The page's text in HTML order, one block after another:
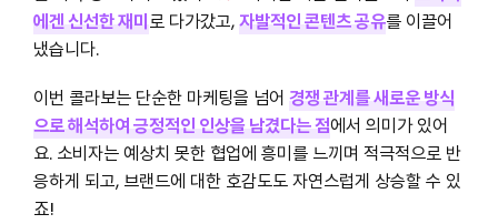
에겐 신선한 재미로 다가갔고,자발적인 콘텐츠 공유를 이끌어
냈습니다.
이번 콜라보는 단순한 마케팅을 넘어 경쟁 관계를 새로운 방식
으로 해석하여 긍정적인 인상을 남겼다는 점에서 의미가 있어
요. 소비자는 예상치 못한 협업에 흥미를 느끼며 적극적으로 반
응하게 되고, 브랜드에 대한 호감도도 자연스럽게 상승할 수 있
죠!